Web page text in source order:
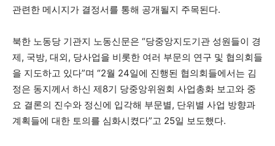
관련한 메시지가 결정서를 통해 공개될지 주목된다.
북한 노동당 기관지 노동신문은 “당중앙지도기관 성원들이 경
제, 국방, 대외, 당사업을 비롯한 여러 부문의 연구 및 협의회들
을 지도하고 있다”며 “2월 24일에 진행된 협의회들에서는 김
정은 동지께서 하신 제8기 당중앙위원회 사업총화 보고와 중
요 결론의 진수와 정신에 입각해 부문별, 단위별 사업 방향과
계획들에 대한 토의를 심화시켰다”고 25일 보도했다.